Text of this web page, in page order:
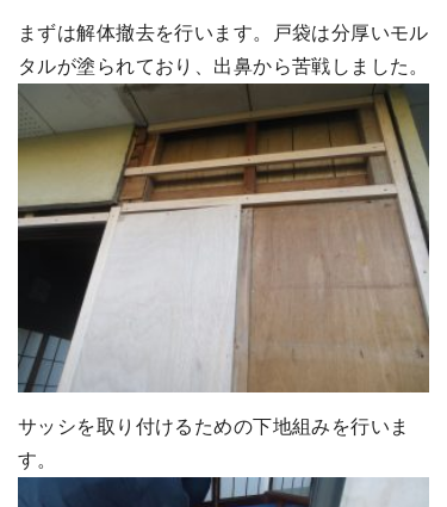
まずは解体撤去を行います。戸袋は分厚いモル
タルが塗られており、出鼻から苦戦しました。
サッシを取り付けるための下地組みを行いま
す。